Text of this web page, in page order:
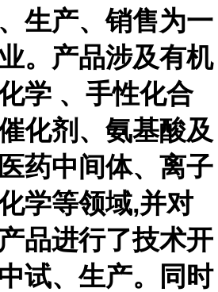
生产、销售为一
。产品涉及有机
学 、手性化合
化剂、氨基酸及
药中间体、离子
学等领域,并对
品进行了技术开
试、生产。同时